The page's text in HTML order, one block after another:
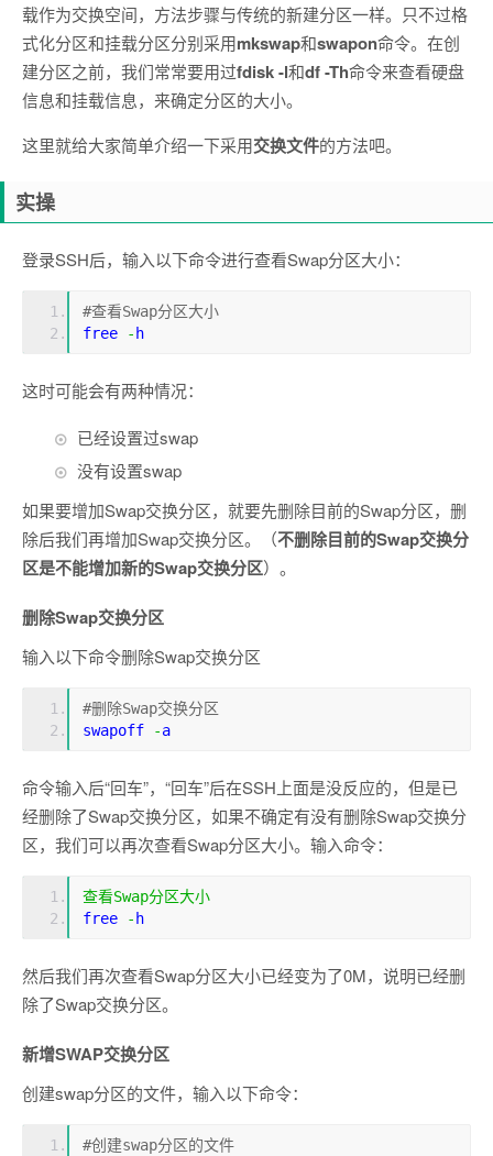
载作为交换空间，方法步骤与传统的新建分区一样。只不过格
式化分区和挂载分区分别采用mkswap和swapon命令。在创
建分区之前，我们常常要用过fdisk -l和df -Th命令来查看硬盘
信息和挂载信息，来确定分区的大小。
这里就给大家简单介绍一下采用交换文件的方法吧。
实操
登录SSH后，输入以下命令进行查看Swap分区大小：
#查看Swap分区大小
free
- h
这时可能会有两种情况：
已经设置过swap
没有设置swap
如果要增加Swap交换分区，就要先删除目前的Swap分区，删
除后我们再增加Swap交换分区。（不删除目前的Swap交换分
区是不能增加新的Swap交换分区）。
删除Swap交换分区
输入以下命令删除Swap交换分区
#删除Swap交换分区
swapoff
-a
命令输入后“回车”，“回车”后在SSH上面是没反应的，但是已
经删除了Swap交换分区，如果不确定有没有删除Swap交换分
区，我们可以再次查看Swap分区大小。输入命令：
查看Swap分区大小
free
- h
然后我们再次查看Swap分区大小已经变为了0M，说明已经删
除了Swap交换分区。
新增SWAP交换分区
创建swap分区的文件，输入以下命令：
#创建swap分区的文件